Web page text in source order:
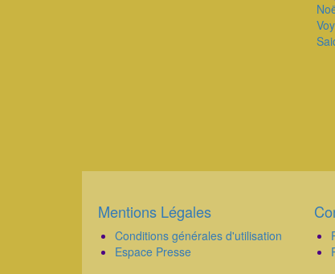
Corps
Mentions Légales
Conditions générales d'utilisation
Espace Presse